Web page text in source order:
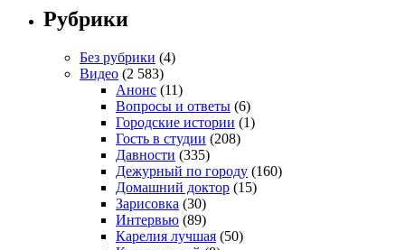
Рубрики
Без рубрики (4)
Видео (2 583)
Анонс (11)
Вопросы и ответы (6)
Городские истории (1)
Гость в студии (208)
Давности (335)
Дежурный по городу (160)
Домашний доктор (15)
Зарисовка (30)
Интервью (89)
Карелия лучшая (50)